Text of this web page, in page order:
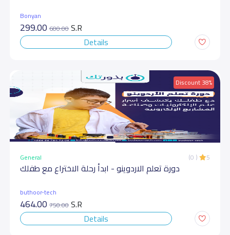
Bonyan
299.00 600.00S.R
Details
Discount 38%
General (0 ) 5
دورة تعلم الاردوينو - ابدأ رحلة الاختراع مع طفلك
buthoor-tech
464.00 750.00S.R
Details